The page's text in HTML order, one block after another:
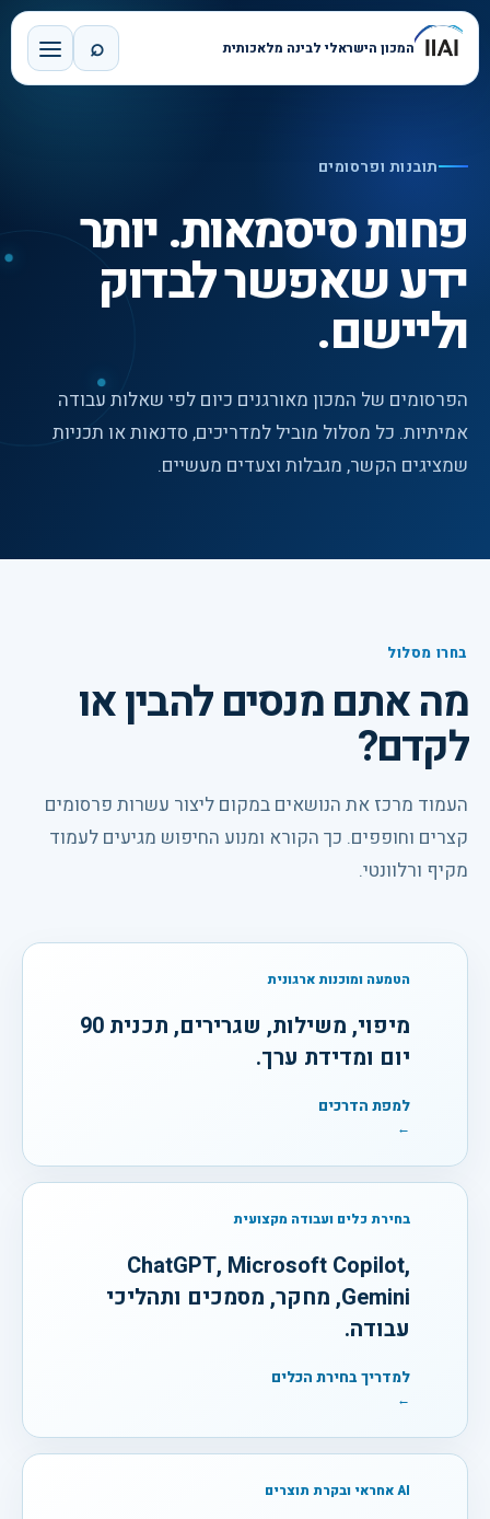
המכון הישראלי לבינה מלאכותית ⌕
תובנות ופרסומים
פחות סיסמאות. יותר
ידע שאפשר לבדוק
וליישם.
הפרסומים של המכון מאורגנים כיום לפי שאלות עבודה
אמיתיות. כל מסלול מוביל למדריכים, סדנאות או תכניות
שמציגים הקשר, מגבלות וצעדים מעשיים.
בחרו מסלול
מה אתם מנסים להבין או
לקדם?
העמוד מרכז את הנושאים במקום ליצור עשרות פרסומים
קצרים וחופפים. כך הקורא ומנוע החיפוש מגיעים לעמוד
מקיף ורלוונטי.
הטמעה ומוכנות ארגונית
מיפוי, משילות, שגרירים, תכנית 90
יום ומדידת ערך.
למפת הדרכים
←
בחירת כלים ועבודה מקצועית
ChatGPT, Microsoft Copilot,
Gemini, מחקר, מסמכים ותהליכי
עבודה.
למדריך בחירת הכלים
←
AI אחראי ובקרת תוצרים